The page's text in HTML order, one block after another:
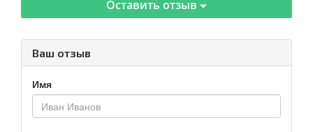
Оставить отзыв
Ваш отзыв
Имя